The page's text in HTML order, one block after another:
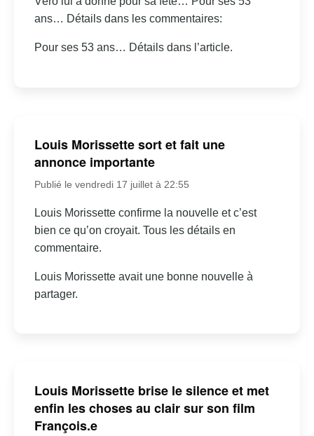
ans… Détails dans les commentaires:
Pour ses 53 ans… Détails dans l’article.
Louis Morissette sort et fait une
annonce importante
Publié le vendredi 17 juillet à 22:55
Louis Morissette confirme la nouvelle et c’est
bien ce qu’on croyait. Tous les détails en
commentaire.
Louis Morissette avait une bonne nouvelle à
partager.
Louis Morissette brise le silence et met
enfin les choses au clair sur son film
François.e